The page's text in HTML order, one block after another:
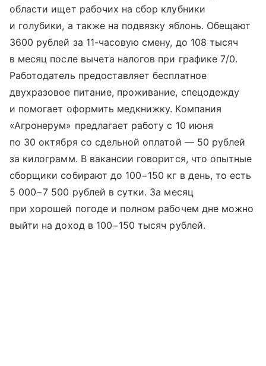
области ищет рабочих на сбор клубники
и голубики, а также на подвязку яблонь. Обещают
3600 рублей за 11-часовую смену, до 108 тысяч
в месяц после вычета налогов при графике 7/0.
Работодатель предоставляет бесплатное
двухразовое питание, проживание, спецодежду
и помогает оформить медкнижку. Компания
«Агронерум» предлагает работу с 10 июня
по 30 октября со сдельной оплатой — 50 рублей
за килограмм. В вакансии говорится, что опытные
сборщики собирают до 100−150 кг в день, то есть
5 000−7 500 рублей в сутки. За месяц
при хорошей погоде и полном рабочем дне можно
выйти на доход в 100−150 тысяч рублей.